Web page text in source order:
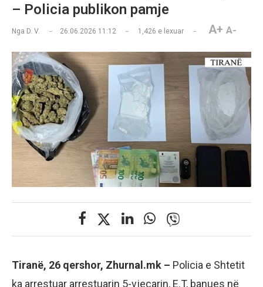
– Policia publikon pamje
Nga D. V. 26.06.2026 11:12 1,426 e lexuar A+ A-
Tiranë, 26 qershor, Zhurnal.mk – Policia e Shtetit
ka arrestuar arrestuarin 5-vjeçarin, E.T, banues në